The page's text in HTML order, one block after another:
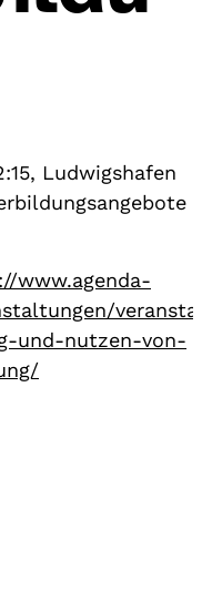
, Ludwigshafen
www.agenda-
und-nutzen-von-